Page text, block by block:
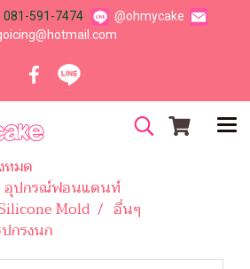
081-591-7474
@ohmycake
หมด
อุปกรณ์ฟอนแดนท์
Mold
อื่นๆ
กรงนก